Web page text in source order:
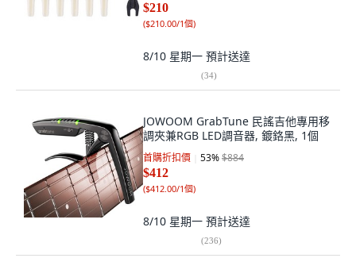
$210
($210.00/1個)
8/10 星期一 預計送達
(34)
JOWOOM GrabTune 民謠吉他專用移
調夾兼RGB LED調音器, 鍍鉻黑, 1個
首購折扣價 53%$884
$412
($412.00/1個)
8/10 星期一 預計送達
(236)